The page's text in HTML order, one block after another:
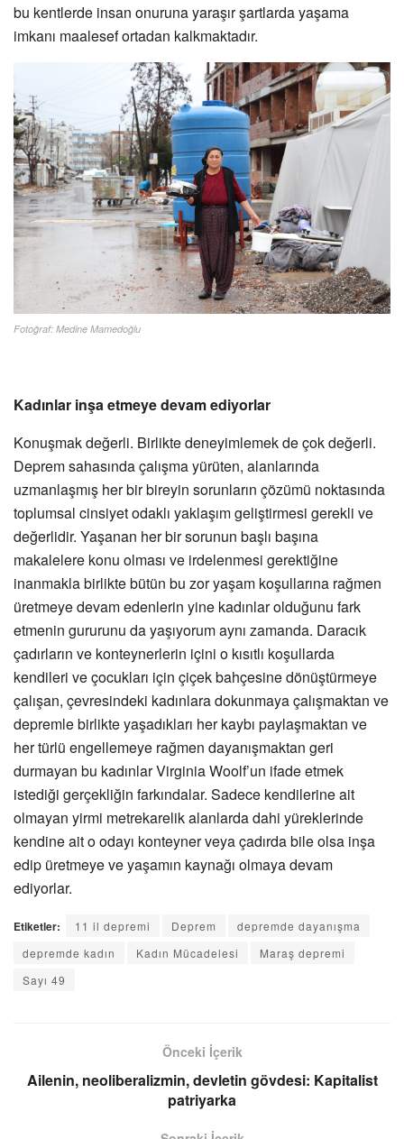
bu kentlerde insan onuruna yaraşır şartlarda yaşama
imkanı maalesef ortadan kalkmaktadır.
Fotoğraf: Medine Mamedoğlu
Kadınlar inşa etmeye devam ediyorlar
Konuşmak değerli. Birlikte deneyimlemek de çok değerli.
Deprem sahasında çalışma yürüten, alanlarında
uzmanlaşmış her bir bireyin sorunların çözümü noktasında
toplumsal cinsiyet odaklı yaklaşım geliştirmesi gerekli ve
değerlidir. Yaşanan her bir sorunun başlı başına
makalelere konu olması ve irdelenmesi gerektiğine
inanmakla birlikte bütün bu zor yaşam koşullarına rağmen
üretmeye devam edenlerin yine kadınlar olduğunu fark
etmenin gururunu da yaşıyorum aynı zamanda. Daracık
çadırların ve konteynerlerin içini o kısıtlı koşullarda
kendileri ve çocukları için çiçek bahçesine dönüştürmeye
çalışan, çevresindeki kadınlara dokunmaya çalışmaktan ve
depremle birlikte yaşadıkları her kaybı paylaşmaktan ve
her türlü engellemeye rağmen dayanışmaktan geri
durmayan bu kadınlar VirginiaWoolf’un ifade etmek
istediği gerçekliğin farkındalar. Sadece kendilerine ait
olmayan yirmi metrekarelik alanlarda dahi yüreklerinde
kendine ait o odayı konteyner veya çadırda bile olsa inşa
edip üretmeye ve yaşamın kaynağı olmaya devam
ediyorlar.
Etiketler: 11 il depremi Deprem
depremde dayanışma
depremde kadın
Kadın Mücadelesi
Maraş depremi
Sayı 49
Önceki İçerik
Ailenin, neoliberalizmin, devletin gövdesi: Kapitalist
patriyarka